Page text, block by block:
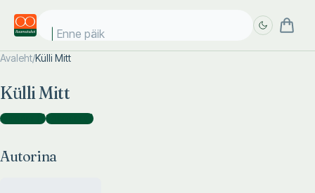
Enne päike
Avaleht/Külli Mitt
Külli Mitt
Autorina )Tõlkijana )
Autorina